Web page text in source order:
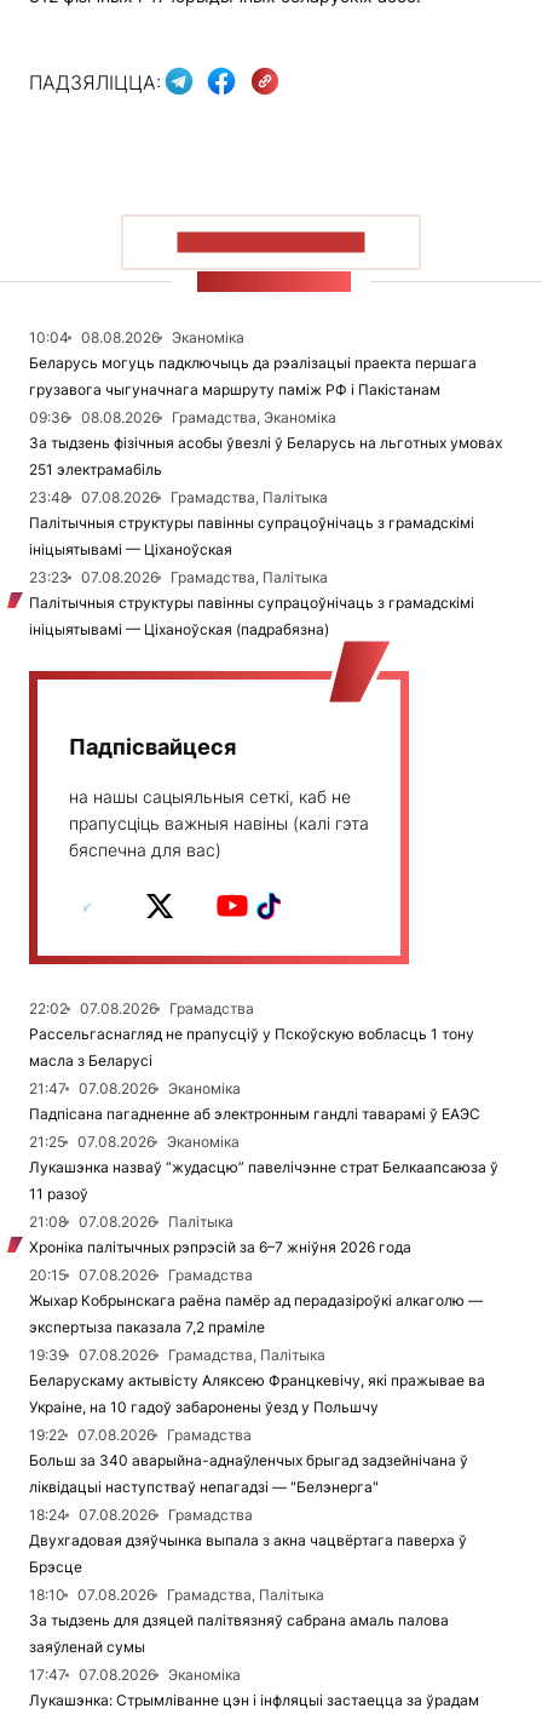
ПАДЗЯЛІЦЦА:
10:04 08.08.2026
Эканоміка
Беларусь могуць падключыць да рэалізацыі праекта першага
грузавога чыгуначнага маршруту паміж РФ і Пакістанам
09:36
08.08.2026
Грамадства, Эканоміка
За тыдзень фізічныя асобы ўвезлі ў Беларусь на льготных умовах
251 электрамабіль
23:48
07.08.2026
Грамадства, Палітыка
Палітычныя структуры павінны супрацоўнічаць з грамадскімі
ініцыятывамі — Ціханоўская
23:23
07.08.2026
Грамадства, Палітыка
Палітычныя структуры павінны супрацоўнічаць з грамадскімі
ініцыятывамі — Ціханоўская (падрабязна)
Падпісвайцеся
на нашы сацыяльныя сеткі, каб не
прапусціць важныя навіны (калі гэта
бяспечна для вас)
22:02 07.08.2026
Грамадства
Рассельгаснагляд не прапусціў у Пскоўскую вобласць 1 тону
масла з Беларусі
21:47
07.08.2026
Эканоміка
Падпісана пагадненне аб электронным гандлі таварамі ў ЕАЭС
21:25
07.08.2026
Эканоміка
Лукашэнка назваў “жудасцю” павелічэнне страт Белкаапсаюза ў
11 разоў
21:08
07.08.2026
Палітыка
Хроніка палітычных рэпрэсій за 6–7 жніўня 2026 года
20:15
07.08.2026
Грамадства
Жыхар Кобрынскага раёна памёр ад перадазіроўкі алкаголю —
экспертыза паказала 7,2 праміле
19:39
07.08.2026
Грамадства, Палітыка
Беларускаму актывісту Аляксею Францкевічу, які пражывае ва
Украіне, на 10 гадоў забаронены ўезд у Польшчу
19:22
07.08.2026
Грамадства
Больш за 340 аварыйна-аднаўленчых брыгад задзейнічана ў
ліквідацыі наступстваў непагадзі — "Белэнерга"
18:24
07.08.2026
Грамадства
Двухгадовая дзяўчынка выпала з акна чацвёртага паверха ў
Брэсце
18:10
07.08.2026
Грамадства, Палітыка
За тыдзень для дзяцей палітвязняў сабрана амаль палова
заяўленай сумы
17:47
07.08.2026
Эканоміка
Лукашэнка: Стрымліванне цэн і інфляцыі застаецца за ўрадам